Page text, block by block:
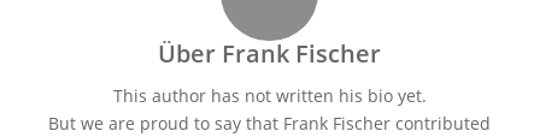
Über Frank Fischer
This author has not written his bio yet.
But we are proud to say that Frank Fischer contributed